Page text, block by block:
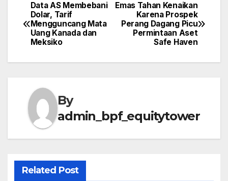
Post
navigation
Emas Tahan Kenaikan
Karena Prospek
Perang Dagang Picu
Permintaan Aset
Safe Haven
Data AS Membebani
Dolar, Tarif
Mengguncang Mata
Uang Kanada dan
Meksiko
By
admin_bpf_equitytower
Related Post